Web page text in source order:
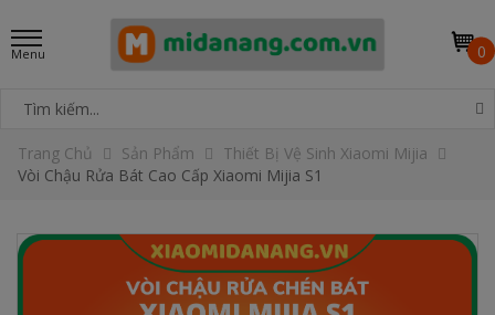
0
Trang Chủ Sản Phẩm
Thiết Bị Vệ Sinh Xiaomi Mijia
Vòi Chậu Rửa Bát Cao Cấp Xiaomi Mijia S1